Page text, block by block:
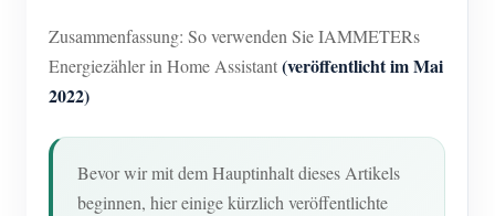
Energieüberwachung für Fabriken
Tutorial-Video
Nachrichten
Blog
Mitwirkenden-Center
App Store
Lösungen
Kontakt
Zusammenfassung: So verwenden Sie IAMMETERs
Energiezähler in Home Assistant(veröffentlicht im Mai
2022)
Bevor wir mit dem Hauptinhalt dieses Artikels
beginnen, hier einige kürzlich veröffentlichte